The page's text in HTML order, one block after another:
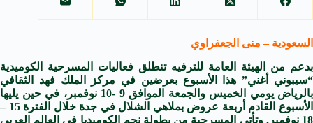
السعودية – منى الجعفراوي
بدعم من الهيئة العامة للترفيه تنطلق فعاليات المسرحية الكوميدية
“سيبوني أغني” هذا الأسبوع بعرضين في مركز الملك فهد الثقافي
بالرياض يومي الخميس والجمعة الموافق 9 -10 نوفمبر، في حين يليها
الأسبوع القادم أربعة عروض بملاهي الشلال في جدة خلال الفترة 15 –
18 نوفمبر. وتأتي المسرحية من بطولة نجم الكوميديا في العالم العربي